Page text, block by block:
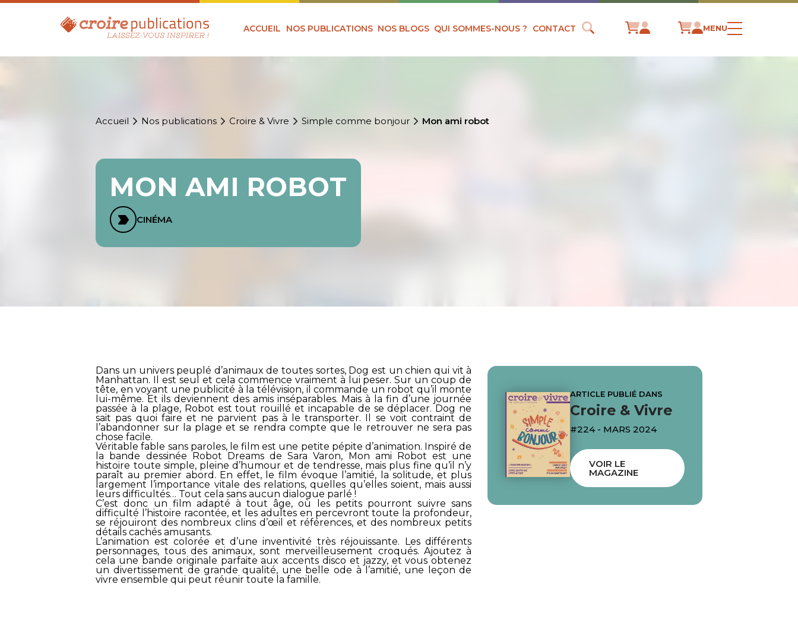
ACCUEIL NOS PUBLICATIONS NOS BLOGS QUI SOMMES-NOUS ? CONTACT MENU
Accueil Nos publications Croire & Vivre Simple comme bonjour Mon ami robot
MON AMI ROBOT
CINÉMA
Dans un univers peuplé d’animaux de toutes sortes, Dog est un chien qui vit à
Manhattan. Il est seul et cela commence vraiment à lui peser. Sur un coup de
tête, en voyant une publicité à la télévision, il commande un robot qu’il monte
lui-même. Et ils deviennent des amis inséparables. Mais à la fin d’une journée
passée à la plage, Robot est tout rouillé et incapable de se déplacer. Dog ne
sait pas quoi faire et ne parvient pas à le transporter. Il se voit contraint de
l’abandonner sur la plage et se rendra compte que le retrouver ne sera pas
chose facile.
Véritable fable sans paroles, le film est une petite pépite d’animation. Inspiré de
la bande dessinée Robot Dreams de Sara Varon, Mon ami Robot est une
histoire toute simple, pleine d’humour et de tendresse, mais plus fine qu’il n’y
paraît au premier abord. En effet, le film évoque l’amitié, la solitude, et plus
largement l’importance vitale des relations, quelles qu’elles soient, mais aussi
leurs difficultés… Tout cela sans aucun dialogue parlé !
C’est donc un film adapté à tout âge, où les petits pourront suivre sans
difficulté l’histoire racontée, et les adultes en percevront toute la profondeur,
se réjouiront des nombreux clins d’œil et références, et des nombreux petits
détails cachés amusants.
L’animation est colorée et d’une inventivité très réjouissante. Les différents
personnages, tous des animaux, sont merveilleusement croqués. Ajoutez à
cela une bande originale parfaite aux accents disco et jazzy, et vous obtenez
un divertissement de grande qualité, une belle ode à l’amitié, une leçon de
vivre ensemble qui peut réunir toute la famille.
ARTICLE PUBLIÉ DANS
Croire & Vivre
#224 - MARS 2024
VOIR LE
MAGAZINE